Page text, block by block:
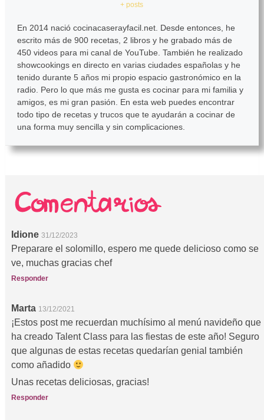
+ posts
En 2014 nació cocinacaserayfacil.net. Desde entonces, he
escrito más de 900 recetas, 2 libros y he grabado más de
450 videos para mi canal de YouTube. También he realizado
showcookings en directo en varias ciudades españolas y he
tenido durante 5 años mi propio espacio gastronómico en la
radio. Pero lo que más me gusta es cocinar para mi familia y
amigos, es mi gran pasión. En esta web puedes encontrar
todo tipo de recetas y trucos que te ayudarán a cocinar de
una forma muy sencilla y sin complicaciones.
Idione 31/12/2023
Preparare el solomillo, espero me quede delicioso como se
ve, muchas gracias chef
Responder
Marta 13/12/2021
¡Estos post me recuerdan muchísimo al menú navideño que
ha creado Talent Class para las fiestas de este año! Seguro
que algunas de estas recetas quedarían genial también
como añadido
Unas recetas deliciosas, gracias!
Responder